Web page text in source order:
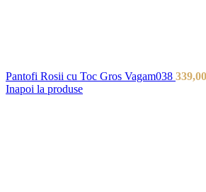
Pantofi Rosii cu Toc Gros Vagam038 339,00
Inapoi la produse